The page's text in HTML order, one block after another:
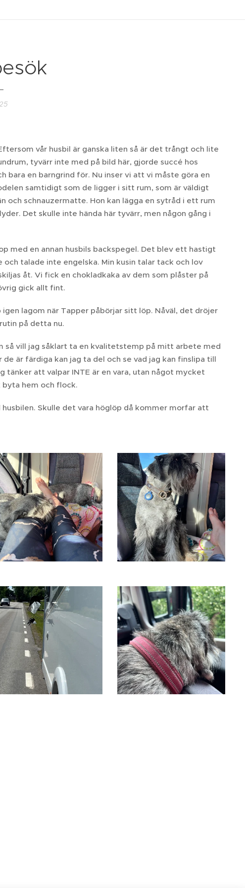
vår husbil är ganska liten så är det trångt och lite
tyvärr inte med på bild här, gjorde succé hos
bara en barngrind för. Nu inser vi att vi måste göra en
samtidigt som de ligger i sitt rum, som är väldigt
och schnauzermatte. Hon kan lägga en sytråd i ett rum
Det skulle inte hända här tyvärr, men någon gång i
med en annan husbils backspegel. Det blev ett hastigt
talade inte engelska. Min kusin talar tack och lov
åt. Vi fick en chokladkaka av dem som plåster på
gick allt fint.
lagom när Tapper påbörjar sitt löp. Nåväl, det dröjer
på detta nu.
vill jag såklart ta en kvalitetstemp på mitt arbete med
är färdiga kan jag ta del och se vad jag kan finslipa till
att valpar INTE är en vara, utan något mycket
hem och flock.
Skulle det vara höglöp då kommer morfar att